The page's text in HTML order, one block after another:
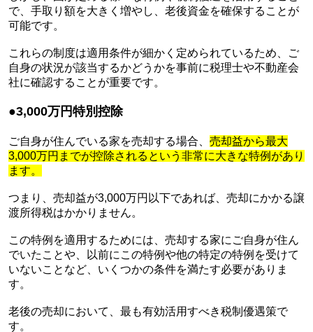
で、手取り額を大きく増やし、老後資金を確保することが
可能です。
これらの制度は適用条件が細かく定められているため、ご
自身の状況が該当するかどうかを事前に税理士や不動産会
社に確認することが重要です。
●3,000万円特別控除
ご自身が住んでいる家を売却する場合、 売却益から最大
3,000万円までが控除されるという非常に大きな特例があり
ます。
つまり、売却益が3,000万円以下であれば、売却にかかる譲
渡所得税はかかりません。
この特例を適用するためには、売却する家にご自身が住ん
でいたことや、以前にこの特例や他の特定の特例を受けて
いないことなど、いくつかの条件を満たす必要がありま
す。
老後の売却において、最も有効活用すべき税制優遇策で
す。